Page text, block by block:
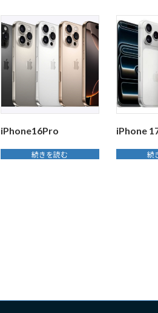
iPhone16Pro
続きを読む
iPhone
続